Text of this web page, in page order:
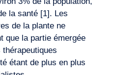
la santé [1]. Les
de la plante ne
que la partie émergée
thérapeutiques
étant de plus en plus